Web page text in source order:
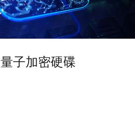
子加密硬碟